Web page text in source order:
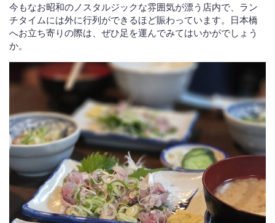
今もなお昭和のノスタルジックな雰囲気が漂う店内で、ラン
チタイムには外に行列ができるほど賑わっています。日本橋
へお立ち寄りの際は、ぜひ足を運んでみてはいかがでしょう
か。